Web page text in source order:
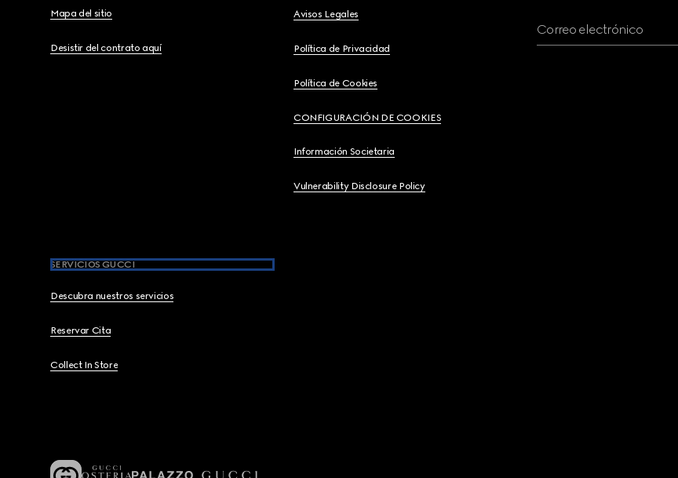
Mapa del sitio
Desistir del contrato aquí
Avisos Legales
Política de Privacidad
Política de Cookies
CONFIGURACIÓN DE COOKIES
Información Societaria
Vulnerability Disclosure Policy
SERVICIOS GUCCI
Descubra nuestros servicios
Reservar Cita
Collect In Store
Correo electrónico